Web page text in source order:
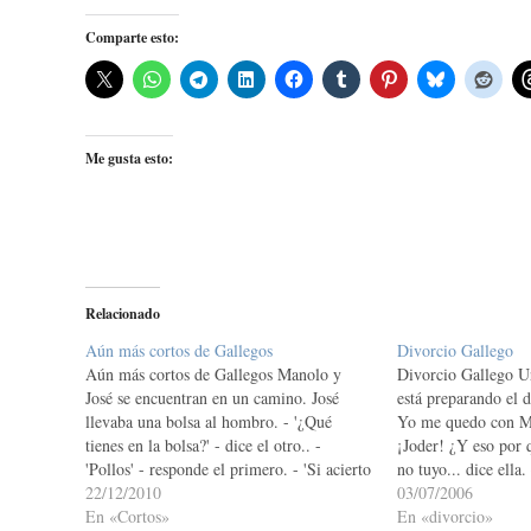
Comparte esto:
Me gusta esto:
Relacionado
Aún más cortos de Gallegos
Aún más cortos de Gallegos Manolo y
José se encuentran en un camino. José
llevaba una bolsa al hombro. - '¿Qué
tienes en la bolsa?' - dice el otro.. -
'Pollos' - responde el primero. - 'Si acierto
cuantos llevas, ¿puedo quedarme con
uno?' - 'Si aciertas, puedes quedarte con…
22/12/2010
En «Cortos»
Divorcio Gallego
Divorcio Gallego
está preparando el
Yo me quedo con
¡Joder! ¿Y eso por
no tuyo... dice ella.
tuyo! - contesta el
no!? ¿Y quién…
03/07/2006
En «divorcio»